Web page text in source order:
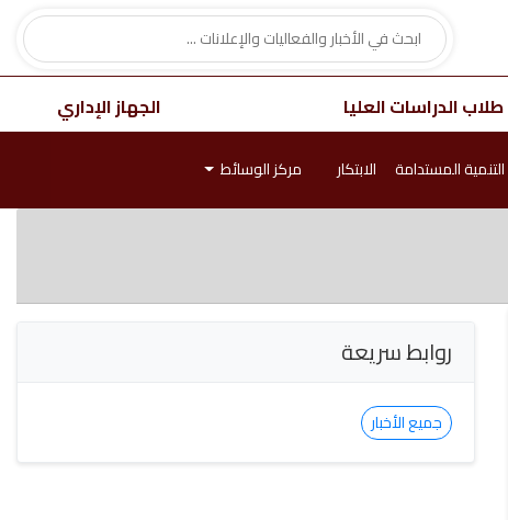
طلاب الدراسات العليا الجهاز الإداري
التنمية المستدامة الابتكار مركز الوسائط
روابط سريعة
جميع الأخبار